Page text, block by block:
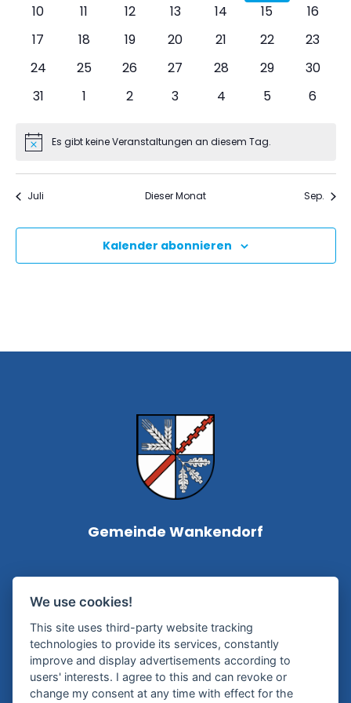
0
10
0
11
0
12
0
13
0
14
0
15
0
16
0
17
0
18
0
19
0
20
0
21
0
22
0
23
0
24
0
25
0
26
0
27
0
28
0
29
0
30
0
31
01
0
2
0
3
0
4
0
5
0
6
HinweisEs gibt keine Veranstaltungen an diesem Tag.
Juli Dieser Monat Sep.
Kalender abonnieren
Gemeinde Wankendorf
Kampstraße 1
24601 Wankendorf
Tel.:+49 (0) 4326 – 99 79-0
We use cookies!
This site uses third-party website tracking
technologies to provide its services, constantly
improve and display advertisements according to
users' interests. I agree to this and can revoke or
change my consent at any time with effect for the